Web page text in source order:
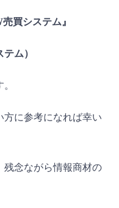
買システム』
ム）
方に参考になれば幸い
残念ながら情報商材の